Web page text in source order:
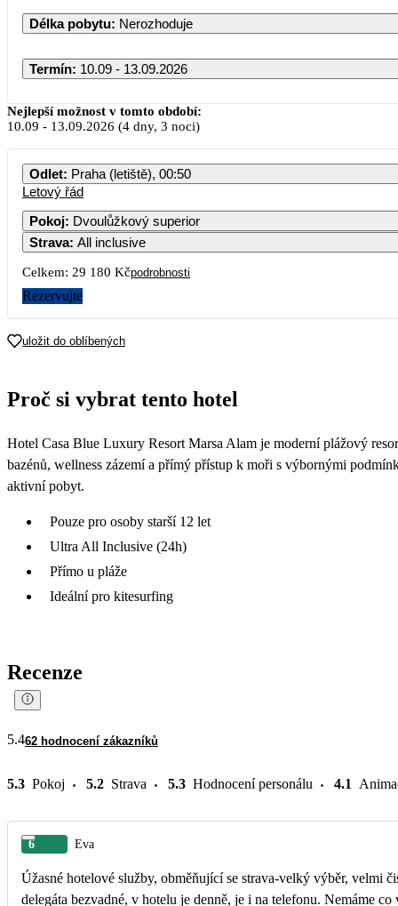
Délka pobytu: Nerozhoduje
Termín: 10.09 - 13.09.2026
Nejlepší možnost v tomto období:
10.09 - 13.09.2026 (4 dny, 3 noci)
Odlet: Praha (letiště), 00:50
Letový řád
Pokoj: Dvoulůžkový superior
Strava: All inclusive
Celkem: 29 180 Kčpodrobnosti
Rezervujte
uložit do oblíbených
Proč si vybrat tento hotel
Hotel Casa Blue Luxury Resort Marsa Alam je moderní plážový
bazénů, wellness zázemí a přímý přístup k moři s výbornými
aktivní pobyt.
Pouze pro osoby starší 12 let
Ultra All Inclusive (24h)
Přímo u pláže
Ideální pro kitesurfing
Recenze
5.462 hodnocení zákazníků
5.3 Pokoj 5.2 Strava 5.3 Hodnocení personálu 4.1
6 Eva
Úžasné hotelové služby, obměňující se strava-velký výběr, velmi
delegáta bezvadné, v hotelu je denně, je i na telefonu. Nemáme